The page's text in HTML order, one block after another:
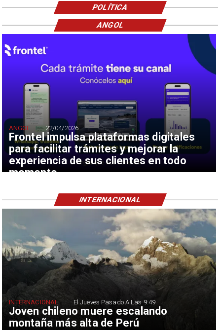
POLÍTICA
Frontel impulsa plataformas digitales
para facilitar trámites y mejorar la
experiencia de sus clientes en todo
momento
ANGOL 22/04/2026
ANGOL
Joven chileno muere escalando
montaña más alta de Perú
INTERNACIONAL El Jueves Pasado A Las 9:49
INTERNACIONAL